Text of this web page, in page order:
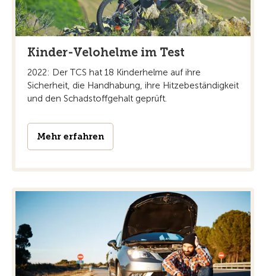
Kinder-Velohelme im Test
2022: Der TCS hat 18 Kinderhelme auf ihre
Sicherheit, die Handhabung, ihre Hitzebeständigkeit
und den Schadstoffgehalt geprüft.
Mehr erfahren